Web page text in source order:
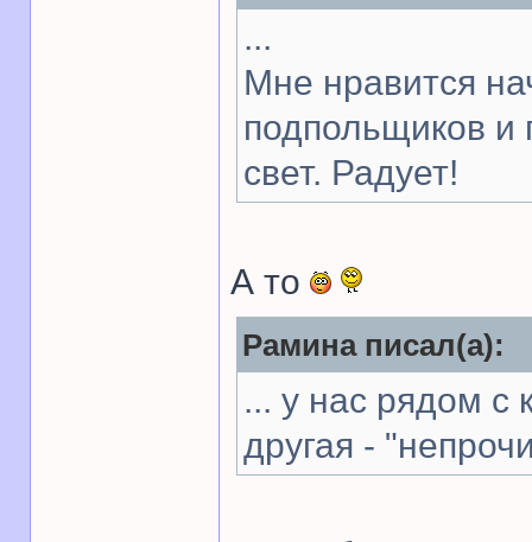
...
Мне нравится
подпольщиков и
свет. Радует!
А то
Рамина писал(а):
... у нас рядом с
другая -